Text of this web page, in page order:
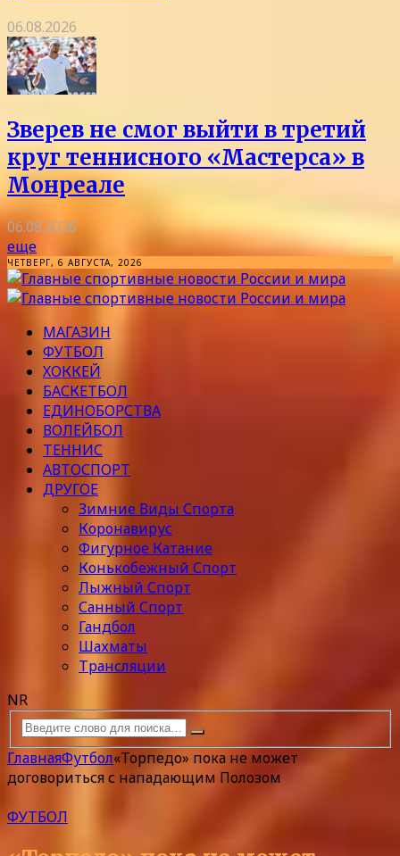
06.08.2026
Зверев не смог выйти в третий
круг теннисного «Мастерса» в
Монреале
06.08.2026
еще
ЧЕТВЕРГ, 6 АВГУСТА, 2026
МАГАЗИН
ФУТБОЛ
ХОККЕЙ
БАСКЕТБОЛ
ЕДИНОБОРСТВА
ВОЛЕЙБОЛ
ТЕННИС
АВТОСПОРТ
ДРУГОЕ
Зимние Виды Спорта
Коронавирус
Фигурное Катание
Конькобежный Спорт
Лыжный Спорт
Санный Спорт
Гандбол
Шахматы
Трансляции
NR
ГлавнаяФутбол«Торпедо» пока не может
договориться с нападающим Полозом
ФУТБОЛ